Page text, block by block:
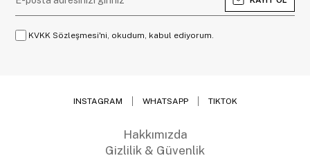
KVKK Sözleşmesi'ni, okudum, kabul ediyorum.
INSTAGRAM WHATSAPP TIKTOK
Hakkımızda
Gizlilik & Güvenlik